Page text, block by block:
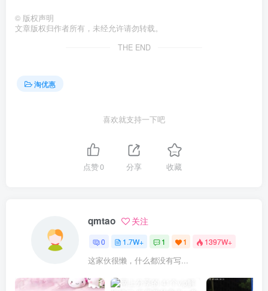
© 版权声明
文章版权归作者所有，未经允许请勿转载。
THE END
淘优惠
喜欢就支持一下吧
点赞0 分享 收藏
qmtao 关注
0 1.7W+ 1 1 1397W+
这家伙很懒，什么都没有写...